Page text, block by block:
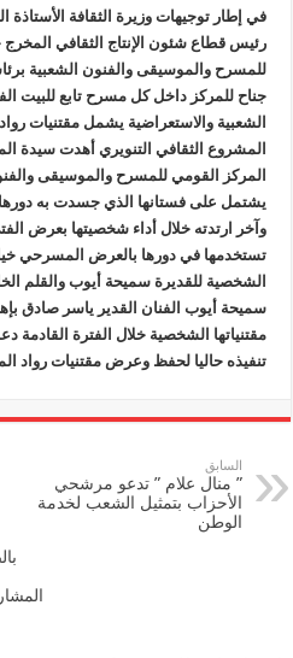
في إطار توجيهات وزيرة الثقافة الأستاذة
رئيس قطاع شئون الإنتاج الثقافي
للمسرح والموسيقى والفنون الشعبية
جناح للمركز داخل كل مسرح تابع للبيت
الشعبية والاستعراضية يشمل مقتنيات
المشروع الثقافي التنويري أهدت سيدة
المركز القومي للمسرح والموسيقى
يشتمل على فستانها الذي جسدت به
وآخر ارتدته خلال أداء شخصيتها بعرض
تستخدمها في دورها بالعرض المسرحي
الشخصية للقديرة سميحة أيوب والقلم
سميحة أيوب الفنان القدير ياسر صادق
مقتنياتها الشخصية خلال الفترة القادمة
تنفيذه حاليا لحفظ وعرض مقتنيات رواد
السابق
” منال علام ” تدعو مرشحي
الأحزاب بتمثيل الشعب لخدمة
الوطن